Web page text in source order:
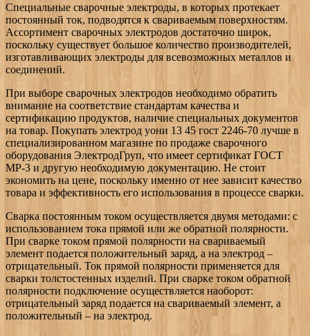
Специальные сварочные электроды, в которых протекает
постоянный ток, подводятся к свариваемым поверхностям.
Ассортимент сварочных электродов достаточно широк,
поскольку существует большое количество производителей,
изготавливающих электроды для всевозможных металлов и
соединений.
При выборе сварочных электродов необходимо обратить
внимание на соответствие стандартам качества и
сертификацию продуктов, наличие специальных документов
на товар. Покупать электрод уони 13 45 гост 2246-70 лучше в
специализированном магазине по продаже сварочного
оборудования ЭлектродГруп, что имеет сертификат ГОСТ
МР-3 и другую необходимую документацию. Не стоит
экономить на цене, поскольку именно от нее зависит качество
товара и эффективность его использования в процессе сварки.
Сварка постоянным током осуществляется двумя методами: с
использованием тока прямой или же обратной полярности.
При сварке током прямой полярности на свариваемый
элемент подается положительный заряд, а на электрод –
отрицательный. Ток прямой полярности применяется для
сварки толстостенных изделий. При сварке током обратной
полярности подключение осуществляется наоборот:
отрицательный заряд подается на свариваемый элемент, а
положительный – на электрод.